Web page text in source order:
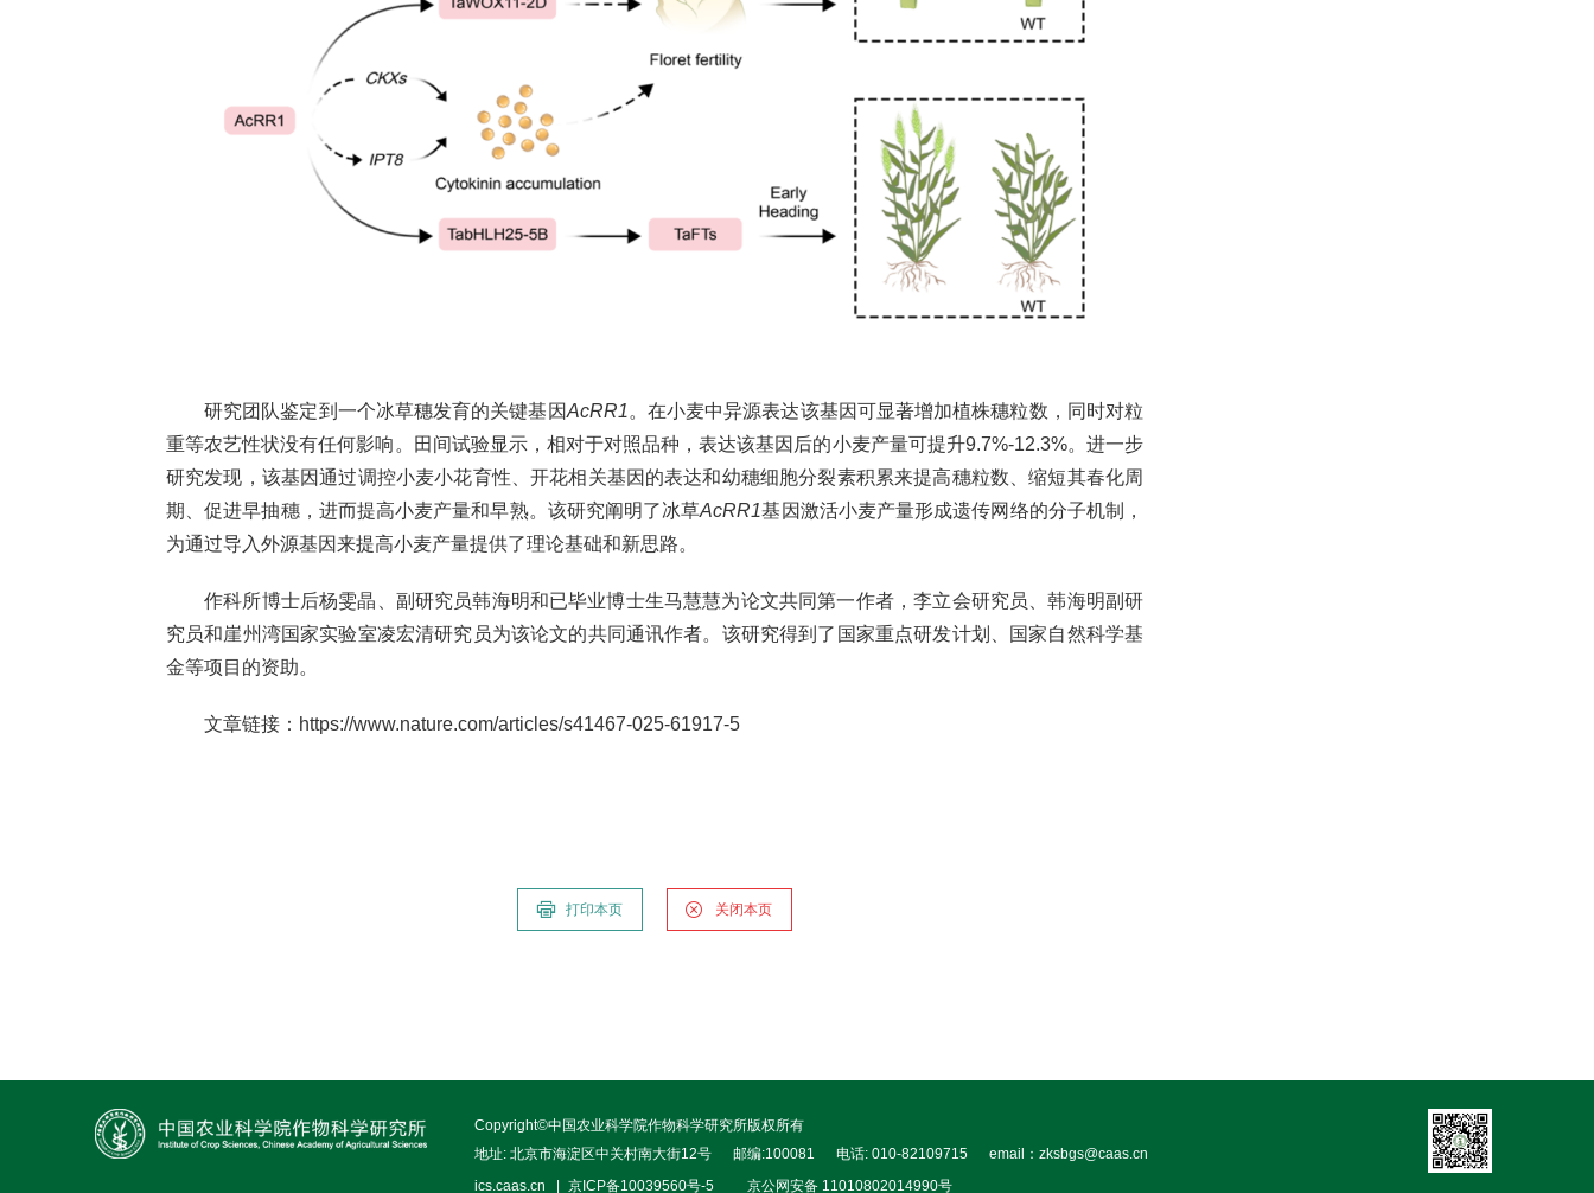
研究团队鉴定到一个冰草穗发育的关键基因AcRR1 。在小麦中异源表达该基因可显著增加植株穗粒数，同时对粒
重等农艺性状没有任何影响。田间试验显示，相对于对照品种，表达该基因后的小麦产量可提升9.7%-12.3%。进一步
研究发现，该基因通过调控小麦小花育性、开花相关基因的表达和幼穗细胞分裂素积累来提高穗粒数、缩短其春化周
期、促进早抽穗，进而提高小麦产量和早熟。该研究阐明了冰草AcRR1基因激活小麦产量形成遗传网络的分子机制，
为通过导入外源基因来提高小麦产量提供了理论基础和新思路。
作科所博士后杨雯晶、副研究员韩海明和已毕业博士生马慧慧为论文共同第一作者，李立会研究员、韩海明副研
究员和崖州湾国家实验室凌宏清研究员为该论文的共同通讯作者。该研究得到了国家重点研发计划、国家自然科学基
金等项目的资助。
文章链接：https://www.nature.com/articles/s41467-025-61917-5
打印本页 关闭本页
Copyright©中国农业科学院作物科学研究所版权所有
地址: 北京市海淀区中关村南大街12号
邮编:100081 电话: 010-82109715
email：zksbgs@caas.cn
ics.caas.cn
京ICP备10039560号-5 京公网安备 11010802014990号